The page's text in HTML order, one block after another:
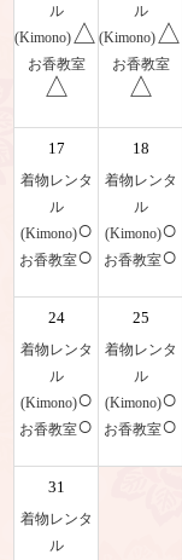
ル
(Kimono) △
お香教室
△
ル
(Kimono) △
お香教室
△
17
着物レンタ
ル
(Kimono)○
お香教室○
18
着物レンタ
ル
(Kimono)○
お香教室○
24
着物レンタ
ル
(Kimono)○
お香教室○
25
着物レンタ
ル
(Kimono)○
お香教室○
31
着物レンタ
ル